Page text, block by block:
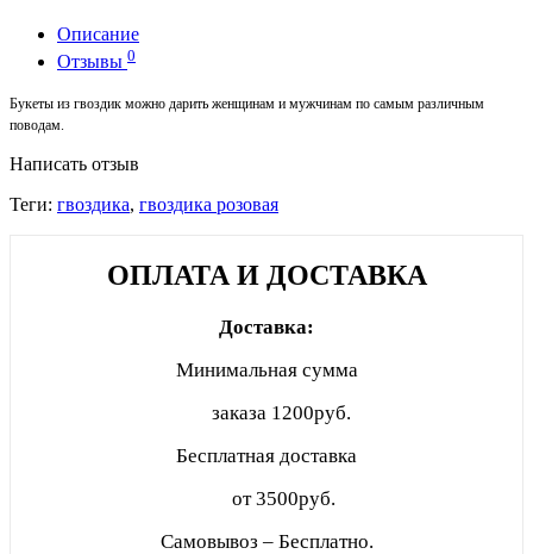
Описание
Отзывы 0
Букеты из гвоздик можно дарить женщинам и мужчинам по самым различным
поводам.
Написать отзыв
Теги: гвоздика, гвоздика розовая
ОПЛАТА И ДОСТАВКА
Доставка:
Минимальная сумма
заказа 1200руб.
Бесплатная доставка
от 3500руб.
Самовывоз – Бесплатно.